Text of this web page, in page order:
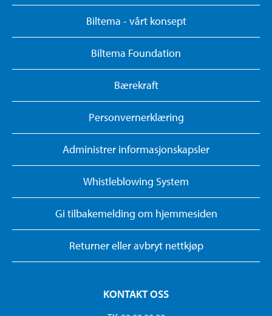
Biltema - vårt konsept
Biltema Foundation
Bærekraft
Personvernerklæring
Administrer informasjonskapsler
Whistleblowing System
Gi tilbakemelding om hjemmesiden
Returner eller avbryt nettkjøp
KONTAKT OSS